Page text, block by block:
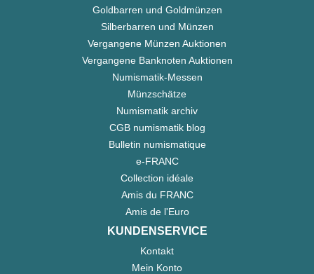
Goldbarren und Goldmünzen
Silberbarren und Münzen
Vergangene Münzen Auktionen
Vergangene Banknoten Auktionen
Numismatik-Messen
Münzschätze
Numismatik archiv
CGB numismatik blog
Bulletin numismatique
e-FRANC
Collection idéale
Amis du FRANC
Amis de l'Euro
KUNDENSERVICE
Kontakt
Mein Konto